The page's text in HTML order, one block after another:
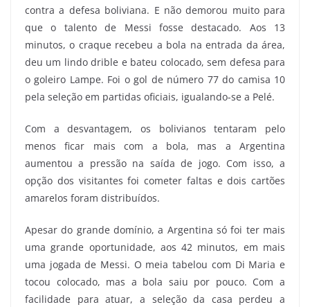
contra a defesa boliviana. E não demorou muito para
que o talento de Messi fosse destacado. Aos 13
minutos, o craque recebeu a bola na entrada da área,
deu um lindo drible e bateu colocado, sem defesa para
o goleiro Lampe. Foi o gol de número 77 do camisa 10
pela seleção em partidas oficiais, igualando-se a Pelé.
Com a desvantagem, os bolivianos tentaram pelo
menos ficar mais com a bola, mas a Argentina
aumentou a pressão na saída de jogo. Com isso, a
opção dos visitantes foi cometer faltas e dois cartões
amarelos foram distribuídos.
Apesar do grande domínio, a Argentina só foi ter mais
uma grande oportunidade, aos 42 minutos, em mais
uma jogada de Messi. O meia tabelou com Di Maria e
tocou colocado, mas a bola saiu por pouco. Com a
facilidade para atuar, a seleção da casa perdeu a